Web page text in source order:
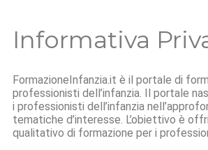
Informativa
FormazioneInfanzia.it è il portale di
professionisti dell’infanzia. Il portale
i professionisti dell’infanzia
tematiche d’interesse. L’obiettivo è
qualitativo di formazione per i